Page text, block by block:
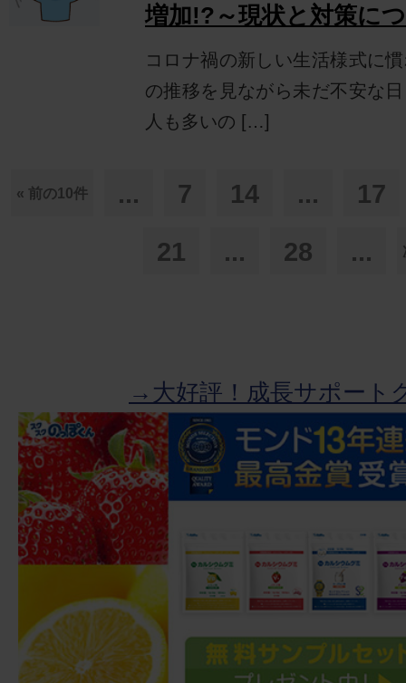
増加!?～現状と対策に
コロナ禍の新しい生活様式に
の推移を見ながら未だ不安な
人も多いの […]
« 前の10件 ... 7 14 ...
17
21
... 28 ...
→大好評！成長サポート